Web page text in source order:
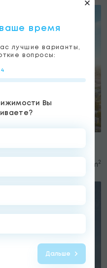
68 m 2
ваше время
лучшие варианты,
вопросы:
4
Вы
Дальше